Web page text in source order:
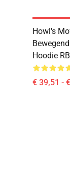
Howl's
Hoodie
€ 39,51 -